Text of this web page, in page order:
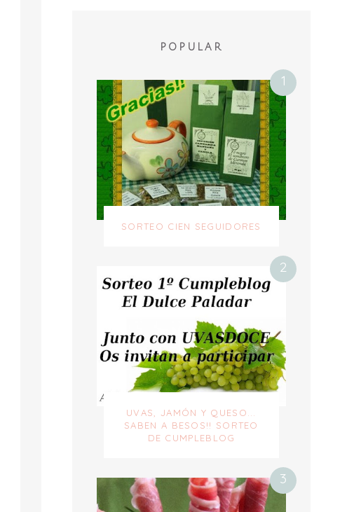
POPULAR
SORTEO CIEN SEGUIDORES
UVAS, JAMÓN Y QUESO...
SABEN A BESOS!! SORTEO
DE CUMPLEBLOG